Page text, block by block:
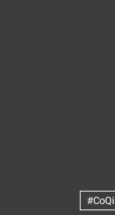
#CoQi